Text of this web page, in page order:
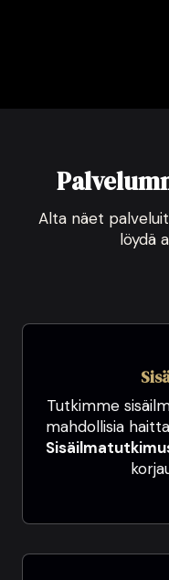
Alta näet
löydä
Tutkimme
mahdollisia